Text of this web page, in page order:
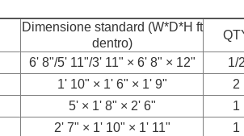
Dimensione standard (W*D*H ft
dentro)
6' 8"/5' 11"/3' 11" × 6' 8" × 12"
1/
1' 10" × 1' 6" × 1' 9"
2
5' × 1' 8" × 2' 6"
1
2' 7" × 1' 10" × 1' 11"
1